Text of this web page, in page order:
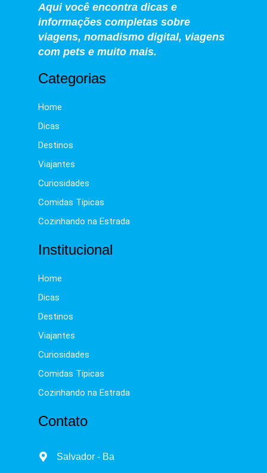
Aqui você encontra dicas e
informações completas sobre
viagens, nomadismo digital, viagens
com pets e muito mais.
Categorias
Home
Dicas
Destinos
Viajantes
Curiosidades
Comidas Típicas
Cozinhando na Estrada
Institucional
Home
Dicas
Destinos
Viajantes
Curiosidades
Comidas Típicas
Cozinhando na Estrada
Contato
Salvador - Ba